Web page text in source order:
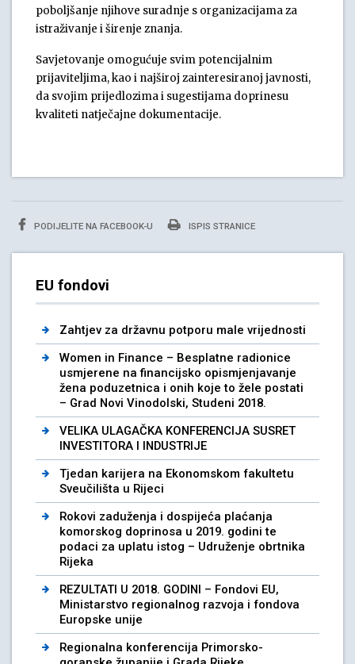
poboljšanje njihove suradnje s organizacijama za
istraživanje i širenje znanja.
Savjetovanje omogućuje svim potencijalnim
prijaviteljima, kao i najširoj zainteresiranoj javnosti,
da svojim prijedlozima i sugestijama doprinesu
kvaliteti natječajne dokumentacije.
PODIJELITE NA FACEBOOK-U ISPIS STRANICE
EU fondovi
Zahtjev za državnu potporu male vrijednosti
Women in Finance – Besplatne radionice
usmjerene na financijsko opismjenjavanje
žena poduzetnica i onih koje to žele postati
– Grad Novi Vinodolski, Studeni 2018.
VELIKA ULAGAČKA KONFERENCIJA SUSRET
INVESTITORA I INDUSTRIJE
Tjedan karijera na Ekonomskom fakultetu
Sveučilišta u Rijeci
Rokovi zaduženja i dospijeća plaćanja
komorskog doprinosa u 2019. godini te
podaci za uplatu istog – Udruženje obrtnika
Rijeka
REZULTATI U 2018. GODINI – Fondovi EU,
Ministarstvo regionalnog razvoja i fondova
Europske unije
Regionalna konferencija Primorsko-